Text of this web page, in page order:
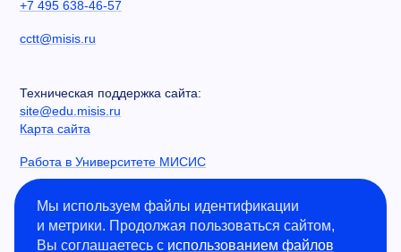
+7 495 638-46-57
cctt@misis.ru
Техническая поддержка сайта:
site@edu.misis.ru
Карта сайта
Работа в Университете МИСИС
Сведения об образовательной организации
Информация о закупках
Противодействие коррупции
Мы используем файлы идентификации
и метрики. Продолжая пользоваться сайтом,
Вы соглашаетесь с использованием файлов